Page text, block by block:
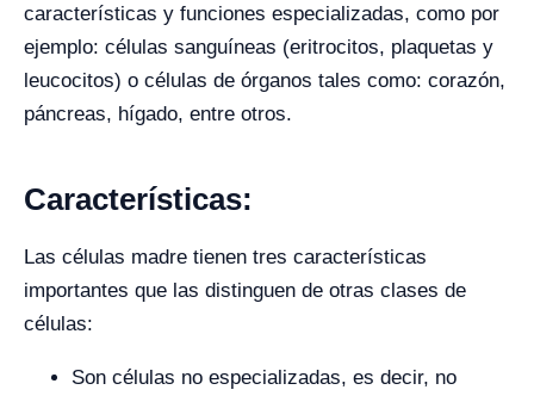
características y funciones especializadas, como por
ejemplo: células sanguíneas (eritrocitos, plaquetas y
leucocitos) o células de órganos tales como: corazón,
páncreas, hígado, entre otros.
Características:
Las células madre tienen tres características
importantes que las distinguen de otras clases de
células:
Son células no especializadas, es decir, no